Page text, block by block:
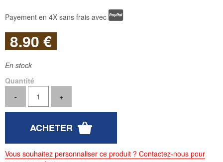
Payement en 4X sans frais avec
8.90 €
En stock
Quantité
Vous souhaitez personnaliser ce produit ? Contactez-nous pour